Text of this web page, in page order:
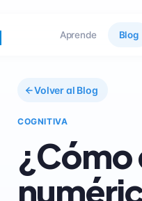
Aprende Blog
Volver al Blog
COGNITIVA